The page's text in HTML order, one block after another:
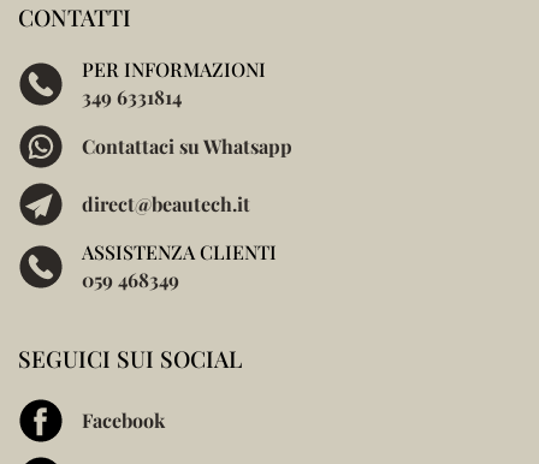
CONTATTI
PER INFORMAZIONI
349 6331814
Contattaci su Whatsapp
direct@beautech.it
ASSISTENZA CLIENTI
059 468349
SEGUICI SUI SOCIAL
Facebook